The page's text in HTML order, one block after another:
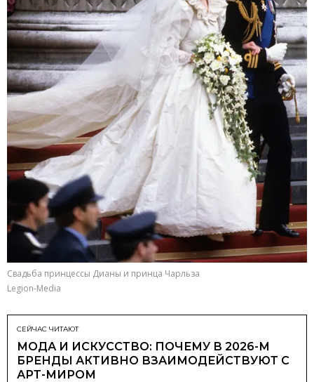
Свадьба принцессы Дианы и принца Чарльза
Legion-Media
СЕЙЧАС ЧИТАЮТ
МОДА И ИСКУССТВО: ПОЧЕМУ В 2026-М
БРЕНДЫ АКТИВНО ВЗАИМОДЕЙСТВУЮТ С
АРТ-МИРОМ